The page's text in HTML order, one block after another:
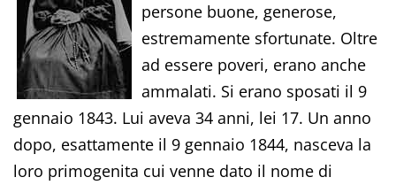
persone buone, generose,
estremamente sfortunate. Oltre
ad essere poveri, erano anche
ammalati. Si erano sposati il 9
gennaio 1843. Lui aveva 34 anni, lei 17. Un anno
dopo, esattamente il 9 gennaio 1844, nasceva la
loro primogenita cui venne dato il nome di